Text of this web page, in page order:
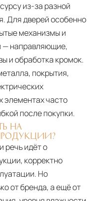
из-за разной
Для дверей особенно
механизмы и
— направляющие,
и обработка кромок.
покрытия,
элементах часто
после покупки.
НА
речь идёт о
корректно
Но
от бренда, а ещё от